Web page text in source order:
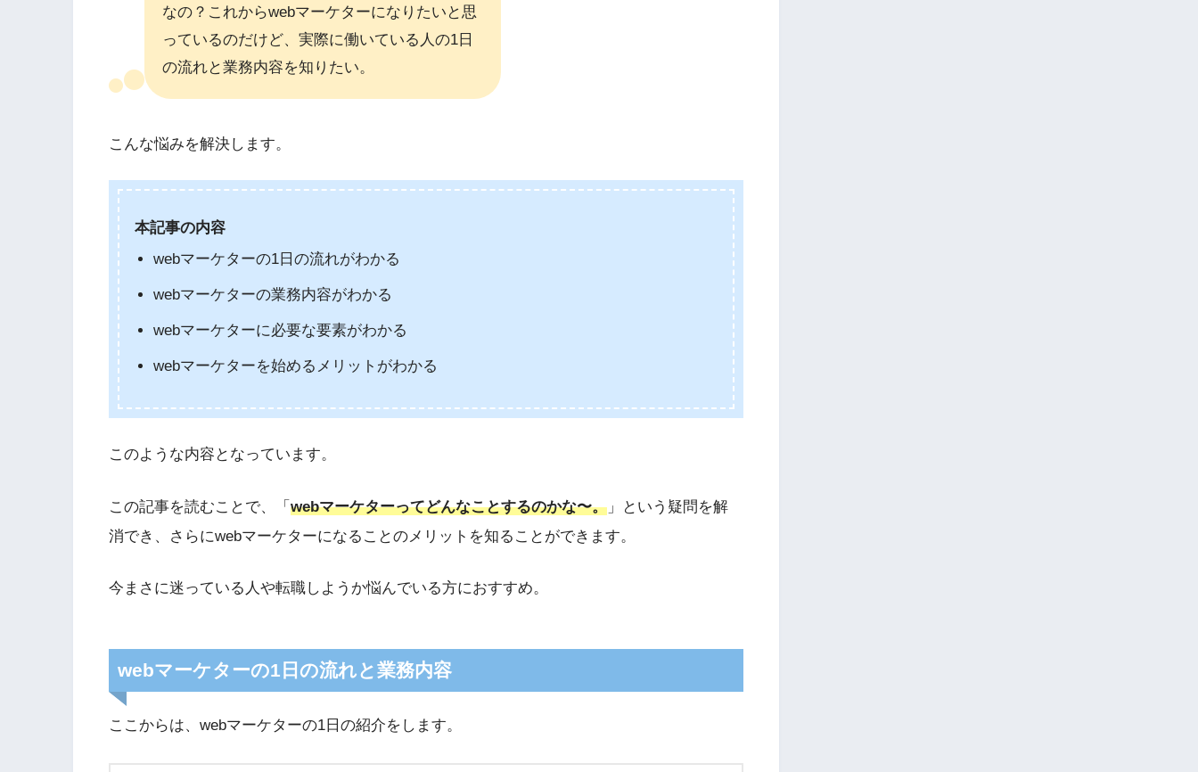
なの？これからwebマーケターになりたいと思
っているのだけど、実際に働いている人の1日
の流れと業務内容を知りたい。
こんな悩みを解決します。
本記事の内容
webマーケターの1日の流れがわかる
webマーケターの業務内容がわかる
webマーケターに必要な要素がわかる
webマーケターを始めるメリットがわかる
このような内容となっています。
この記事を読むことで、「 webマーケターってどんなことするのかな〜。 」という疑問を解
消でき、さらにwebマーケターになることのメリットを知ることができます。
今まさに迷っている人や転職しようか悩んでいる方におすすめ。
webマーケターの1日の流れと業務内容
ここからは、webマーケターの1日の紹介をします。